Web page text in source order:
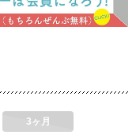
3ヶ月